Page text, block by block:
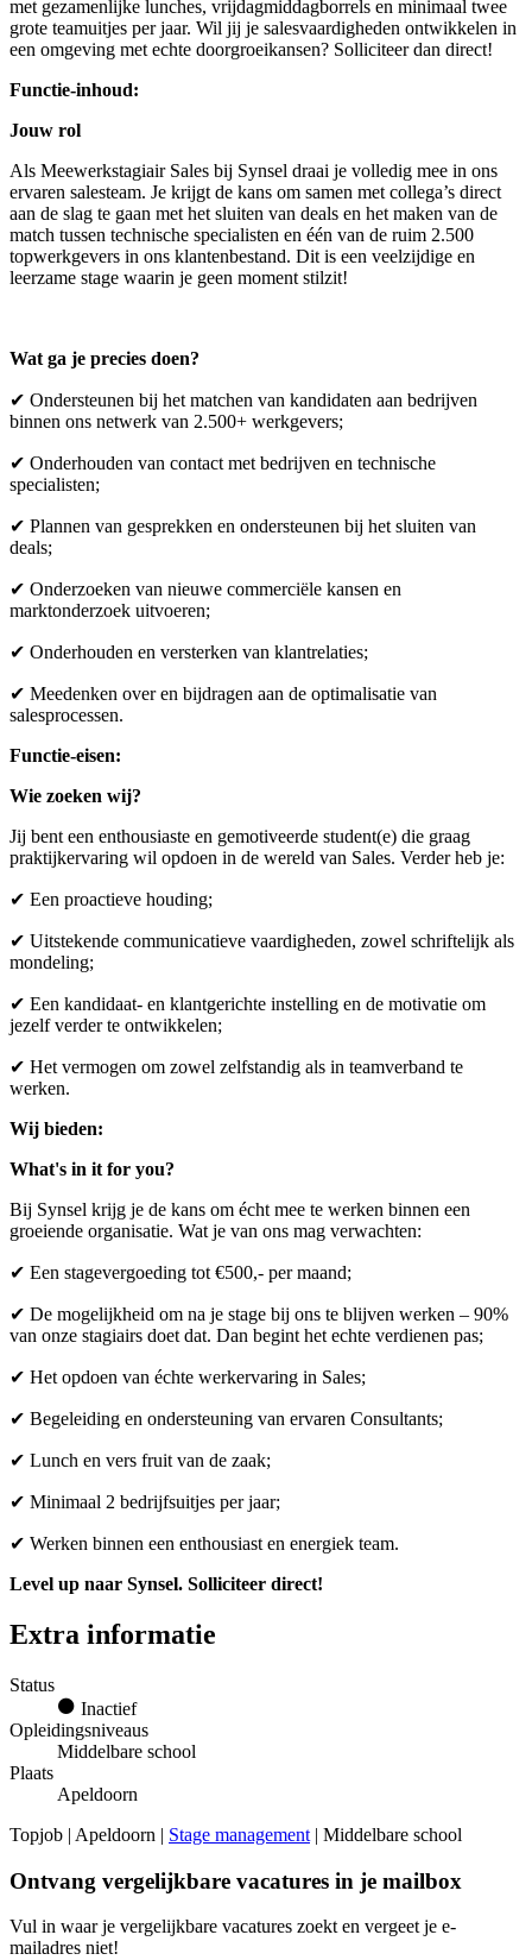
met gezamenlijke lunches, vrijdagmiddagborrels en minimaal twee
grote teamuitjes per jaar. Wil jij je salesvaardigheden ontwikkelen in
een omgeving met echte doorgroeikansen? Solliciteer dan direct!
Functie-inhoud:
Jouw rol
Als Meewerkstagiair Sales bij Synsel draai je volledig mee in ons
ervaren salesteam. Je krijgt de kans om samen met collega’s direct
aan de slag te gaan met het sluiten van deals en het maken van de
match tussen technische specialisten en één van de ruim 2.500
topwerkgevers in ons klantenbestand. Dit is een veelzijdige en
leerzame stage waarin je geen moment stilzit!
Wat ga je precies doen?
✔ Ondersteunen bij het matchen van kandidaten aan bedrijven
binnen ons netwerk van 2.500+ werkgevers;
✔ Onderhouden van contact met bedrijven en technische
specialisten;
✔ Plannen van gesprekken en ondersteunen bij het sluiten van
deals;
✔ Onderzoeken van nieuwe commerciële kansen en
marktonderzoek uitvoeren;
✔ Onderhouden en versterken van klantrelaties;
✔ Meedenken over en bijdragen aan de optimalisatie van
salesprocessen.
Functie-eisen:
Wie zoeken wij?
Jij bent een enthousiaste en gemotiveerde student(e) die graag
praktijkervaring wil opdoen in de wereld van Sales. Verder heb je:
✔ Een proactieve houding;
✔ Uitstekende communicatieve vaardigheden, zowel schriftelijk als
mondeling;
✔ Een kandidaat- en klantgerichte instelling en de motivatie om
jezelf verder te ontwikkelen;
✔ Het vermogen om zowel zelfstandig als in teamverband te
werken.
Wij bieden:
What's in it for you?
Bij Synsel krijg je de kans om écht mee te werken binnen een
groeiende organisatie. Wat je van ons mag verwachten:
✔ Een stagevergoeding tot €500,- per maand;
✔ De mogelijkheid om na je stage bij ons te blijven werken – 90%
van onze stagiairs doet dat. Dan begint het echte verdienen pas;
✔ Het opdoen van échte werkervaring in Sales;
✔ Begeleiding en ondersteuning van ervaren Consultants;
✔ Lunch en vers fruit van de zaak;
✔ Minimaal 2 bedrijfsuitjes per jaar;
✔ Werken binnen een enthousiast en energiek team.
Level up naar Synsel. Solliciteer direct!
Extra informatie
Status
Inactief
Opleidingsniveaus
Middelbare school
Plaats
Apeldoorn
Topjob | Apeldoorn | Stage management | Middelbare school
Ontvang vergelijkbare vacatures in je mailbox
Vul in waar je vergelijkbare vacatures zoekt en vergeet je e-
mailadres niet!